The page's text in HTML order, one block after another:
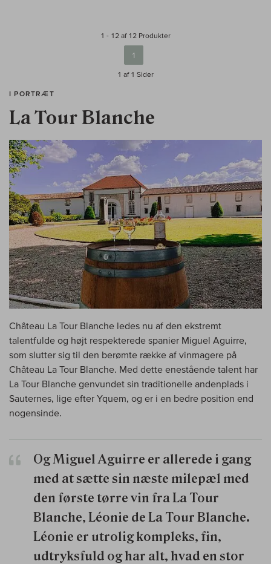
1 - 12 af 12 Produkter
1
1 af 1 Sider
I PORTRÆT
La Tour Blanche
Château La Tour Blanche ledes nu af den ekstremt
talentfulde og højt respekterede spanier Miguel Aguirre,
som slutter sig til den berømte række af vinmagere på
Château La Tour Blanche. Med dette enestående talent har
La Tour Blanche genvundet sin traditionelle andenplads i
Sauternes, lige efter Yquem, og er i en bedre position end
nogensinde.
Og Miguel Aguirre er allerede i gang
med at sætte sin næste milepæl med
den første tørre vin fra La Tour
Blanche, Léonie de La Tour Blanche.
Léonie er utrolig kompleks, fin,
udtryksfuld og har alt, hvad en stor